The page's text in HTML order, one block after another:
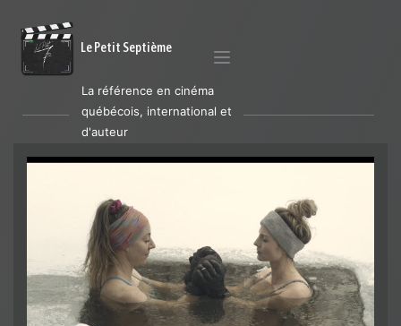
Le Petit Septième
La référence en cinéma
québécois, international et
d'auteur